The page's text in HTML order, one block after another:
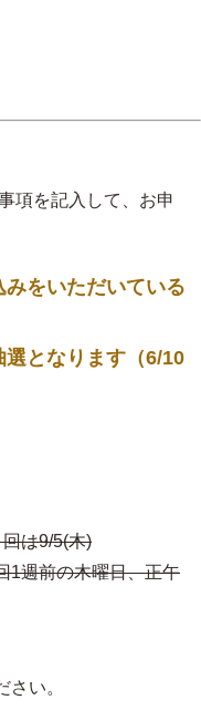
項を記入して、お申
をいただいている
となります（6/10
は9/5(木)
1週前の木曜日、正午
い。